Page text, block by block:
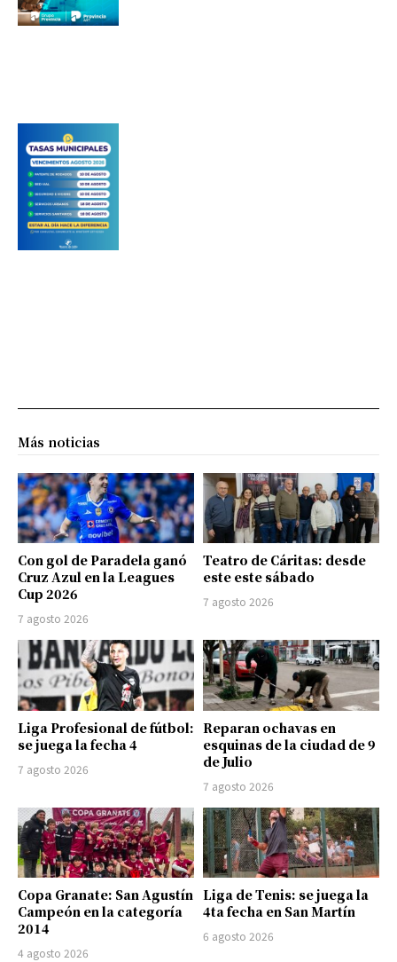
Más noticias
Con gol de Paradela ganó
Cruz Azul en la Leagues
Cup 2026
7 agosto 2026
Teatro de Cáritas: desde
este este sábado
7 agosto 2026
Liga Profesional de fútbol:
se juega la fecha 4
7 agosto 2026
Reparan ochavas en
esquinas de la ciudad de 9
de Julio
7 agosto 2026
Copa Granate: San Agustín
Campeón en la categoría
2014
4 agosto 2026
Liga de Tenis: se juega la
4ta fecha en San Martín
6 agosto 2026